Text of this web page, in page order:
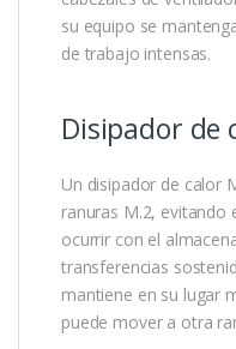
su equipo se
de trabajo intensas.
Disipador de
Un disipador de calor
ranuras M.2, evitando
ocurrir con el
transferencias
mantiene en su lugar
puede mover a otra